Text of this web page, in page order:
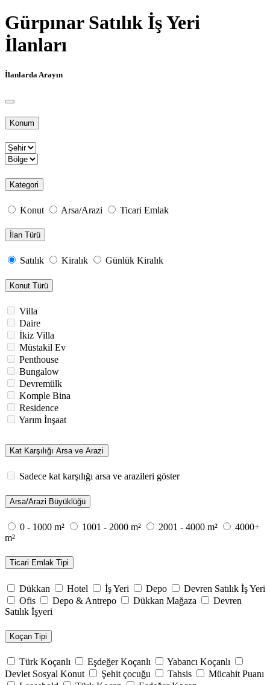
Gürpınar Satılık İş Yeri
İlanları
İlanlarda Arayın
Konum
Kategori
Konut Arsa/Arazi Ticari Emlak
İlan Türü
Satılık Kiralık Günlük Kiralık
Konut Türü
Villa
Daire
İkiz Villa
Müstakil Ev
Penthouse
Bungalow
Devremülk
Komple Bina
Residence
Yarım İnşaat
Kat Karşılığı Arsa ve Arazi
Sadece kat karşılığı arsa ve arazileri göster
Arsa/Arazi Büyüklüğü
0 - 1000 m² 1001 - 2000 m² 2001 - 4000 m²
4000+
m²
Ticari Emlak Tipi
Dükkan Hotel İş Yeri Depo
Devren Satılık İş Yeri
Ofis
Depo & Antrepo Dükkan Mağaza
Devren
Satılık İşyeri
Koçan Tipi
Türk Koçanlı Eşdeğer Koçanlı
Yabancı Koçanlı
Devlet Sosyal Konut
Şehit çocuğu Tahsis
Mücahit Puanı